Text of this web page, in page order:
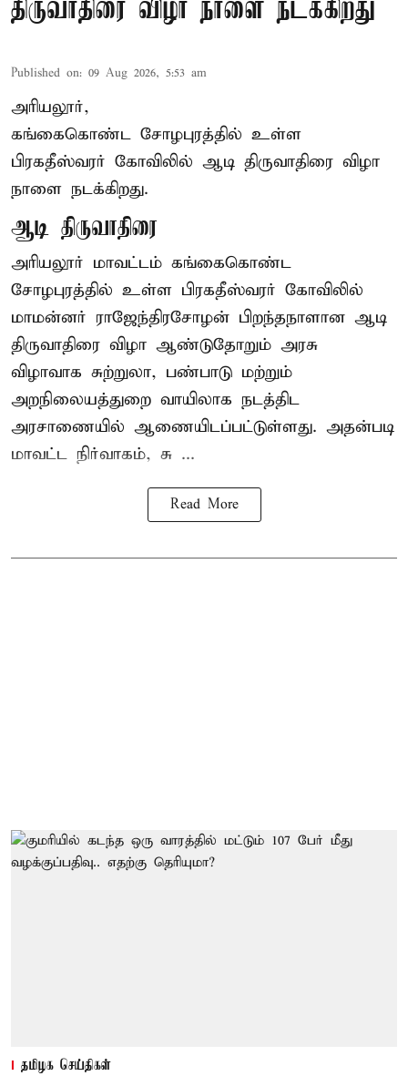
திருவாதிரை விழா நாளை நடக்கிறது
Published on: 09 Aug 2026, 5:53 am
அரியலூர்,
கங்கைகொண்ட சோழபுரத்தில் உள்ள
பிரகதீஸ்வரர் கோவிலில் ஆடி திருவாதிரை விழா
நாளை நடக்கிறது.
ஆடி திருவாதிரை
அரியலூர் மாவட்டம் கங்கைகொண்ட
சோழபுரத்தில் உள்ள பிரகதீஸ்வரர் கோவிலில்
மாமன்னர் ராஜேந்திரசோழன் பிறந்தநாளான ஆடி
திருவாதிரை விழா ஆண்டுதோறும் அரசு
விழாவாக சுற்றுலா, பண்பாடு மற்றும்
அறநிலையத்துறை வாயிலாக நடத்திட
அரசாணையில் ஆணையிடப்பட்டுள்ளது. அதன்படி
மாவட்ட நிர்வாகம், சு ...
Read More
தமிழக செய்திகள்